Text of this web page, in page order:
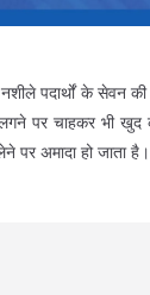
नशीले पदार्थों के सेवन
पर चाहकर भी
पर अमादा हो जाता